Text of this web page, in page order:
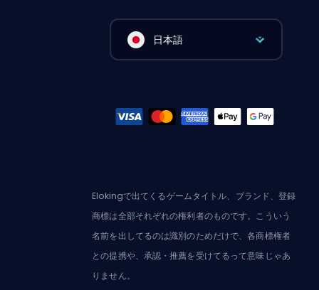
日本語
Elokingで出てくるゲームタイトル、ブランド、登録
商標は全部それぞれの権利者のものです。こういう
名前を出してるのは識別のためだけで、各商標権者
との提携や、承認・推薦を受けてるって意味じゃあ
りません。